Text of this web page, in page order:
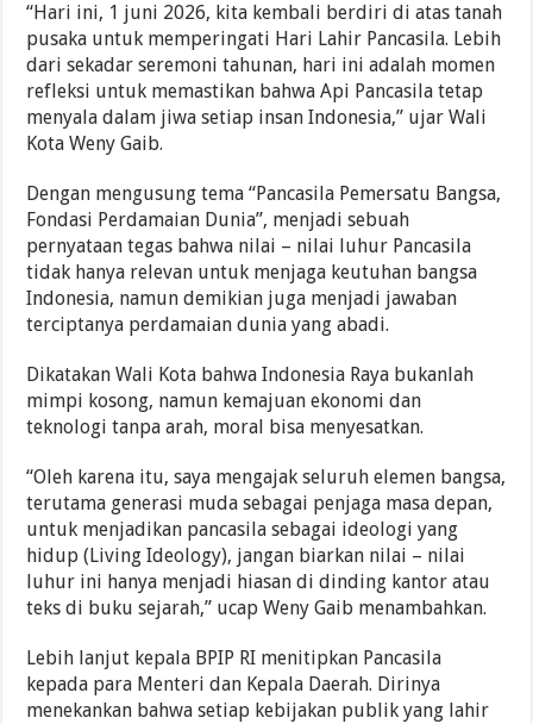
“Hari ini, 1 juni 2026, kita kembali berdiri di atas tanah
pusaka untuk memperingati Hari Lahir Pancasila. Lebih
dari sekadar seremoni tahunan, hari ini adalah momen
refleksi untuk memastikan bahwa Api Pancasila tetap
menyala dalam jiwa setiap insan Indonesia,” ujar Wali
Kota Weny Gaib.
Dengan mengusung tema “Pancasila Pemersatu Bangsa,
Fondasi Perdamaian Dunia”, menjadi sebuah
pernyataan tegas bahwa nilai – nilai luhur Pancasila
tidak hanya relevan untuk menjaga keutuhan bangsa
Indonesia, namun demikian juga menjadi jawaban
terciptanya perdamaian dunia yang abadi.
Dikatakan Wali Kota bahwa Indonesia Raya bukanlah
mimpi kosong, namun kemajuan ekonomi dan
teknologi tanpa arah, moral bisa menyesatkan.
“Oleh karena itu, saya mengajak seluruh elemen bangsa,
terutama generasi muda sebagai penjaga masa depan,
untuk menjadikan pancasila sebagai ideologi yang
hidup (Living Ideology), jangan biarkan nilai – nilai
luhur ini hanya menjadi hiasan di dinding kantor atau
teks di buku sejarah,” ucap Weny Gaib menambahkan.
Lebih lanjut kepala BPIP RI menitipkan Pancasila
kepada para Menteri dan Kepala Daerah. Dirinya
menekankan bahwa setiap kebijakan publik yang lahir